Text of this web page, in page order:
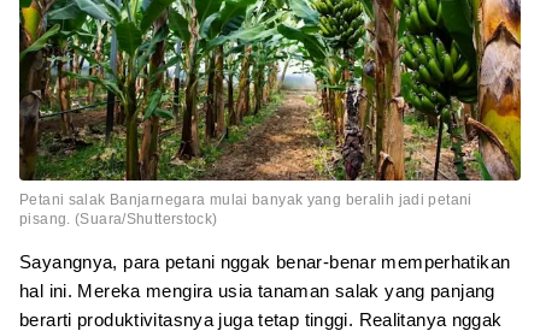
Petani salak Banjarnegara mulai banyak yang beralih jadi petani
pisang. (Suara/Shutterstock)
Sayangnya, para petani nggak benar-benar memperhatikan
hal ini. Mereka mengira usia tanaman salak yang panjang
berarti produktivitasnya juga tetap tinggi. Realitanya nggak